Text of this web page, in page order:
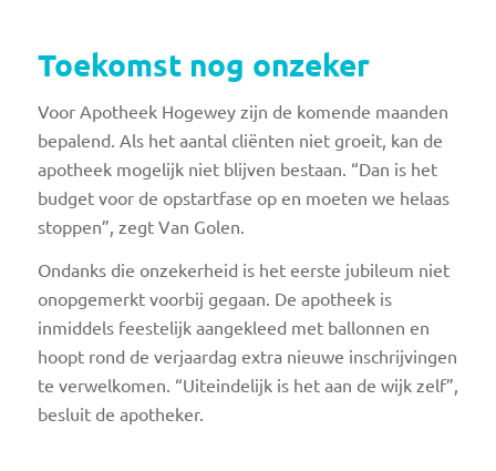
Toekomst nog onzeker
Voor Apotheek Hogewey zijn de komende maanden
bepalend. Als het aantal cliënten niet groeit, kan de
apotheek mogelijk niet blijven bestaan. “Dan is het
budget voor de opstartfase op en moeten we helaas
stoppen”, zegt Van Golen.
Ondanks die onzekerheid is het eerste jubileum niet
onopgemerkt voorbij gegaan. De apotheek is
inmiddels feestelijk aangekleed met ballonnen en
hoopt rond de verjaardag extra nieuwe inschrijvingen
te verwelkomen. “Uiteindelijk is het aan de wijk zelf”,
besluit de apotheker.